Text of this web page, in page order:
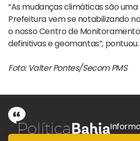
“As mudanças climáticas são
Prefeitura vem se notabilizando
o nosso Centro de
definitivas e geomantas”, pontuou.
Foto: Valter Pontes/Secom PMS